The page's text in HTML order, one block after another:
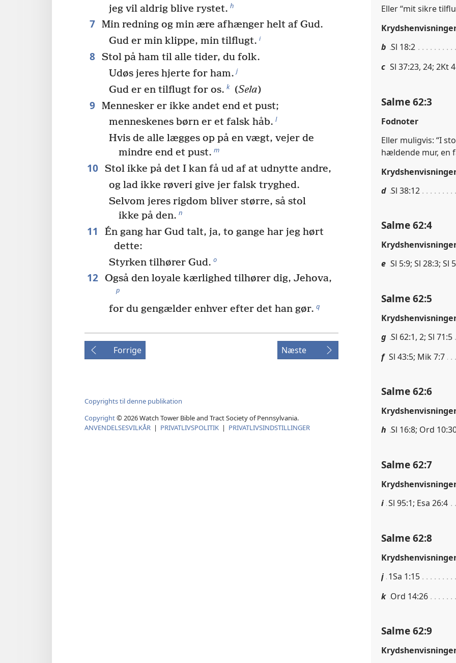
jeg vil aldrig blive rystet. h
7 Min redning og min ære afhænger helt af Gud.
Gud er min klippe, min tilflugt. i
8 Stol på ham til alle tider, du folk.
Udøs jeres hjerte for ham. j
Gud er en tilflugt for os. k (Sela)
9 Mennesker er ikke andet end et pust;
menneskenes børn er et falsk håb. l
Hvis de alle lægges op på en vægt, vejer de
mindre end et pust. m
10 Stol ikke på det I kan få ud af at udnytte andre,
og lad ikke røveri give jer falsk tryghed.
Selvom jeres rigdom bliver større, så stol
ikke på den. n
11
Én gang har Gud talt, ja, to gange har jeg hørt
dette:
Styrken tilhører Gud. o
12 Også den loyale kærlighed tilhører dig, Jehova,
p
for du gengælder enhver efter det han gør. q
Forrige Næste
Copyrights til denne publikation
Copyright©2026Watch Tower Bible and Tract Society of Pennsylvania.
ANVENDELSESVILKÅR | PRIVATLIVSPOLITIK | PRIVATLIVSINDSTILLINGER
Eller “mit sikre
b Sl 18:2
c Sl 37:23, 24; 2Kt
Salme 62:3
Fodnoter
Eller muligvis: “I
hældende mur, en
d Sl 38:12
Salme 62:4
e Sl 5:9; Sl 28:3; Sl
Salme 62:5
g Sl 62:1, 2; Sl 71:5
f Sl 43:5; Mik 7:7
Salme 62:6
h Sl 16:8; Ord
Salme 62:7
i Sl 95:1; Esa 26:4
Salme 62:8
j 1Sa 1:15
k Ord 14:26
Salme 62:9